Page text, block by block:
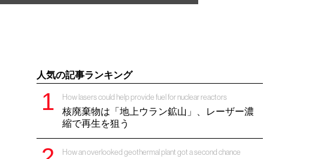
人気の記事ランキング
How lasers could help provide fuel for nuclear reactors
核廃棄物は「地上ウラン鉱山」、レーザー濃
縮で再生を狙う
How an overlooked geothermal plant got a second chance